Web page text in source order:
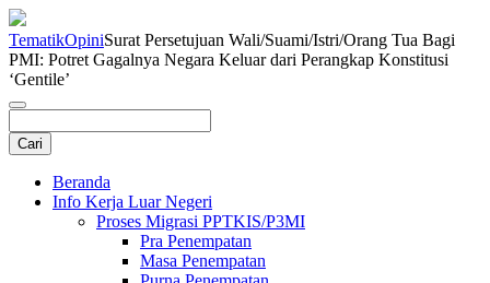
TematikOpiniSurat Persetujuan Wali/Suami/Istri/Orang Tua Bagi
PMI: Potret Gagalnya Negara Keluar dari Perangkap Konstitusi
‘Gentile’
Beranda
Info Kerja Luar Negeri
Proses Migrasi PPTKIS/P3MI
Pra Penempatan
Masa Penempatan